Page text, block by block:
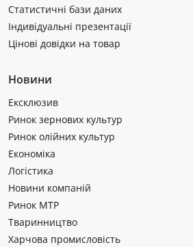
Статистичні бази даних
Індивідуальні презентації
Цінові довідки на товар
Новини
Ексклюзив
Ринок зернових культур
Ринок олійних культур
Економіка
Логістика
Новини компаній
Ринок МТР
Тваринництво
Харчова промисловість